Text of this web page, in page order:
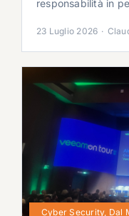
responsabilità in
23 Luglio 2026 ·
Cyber Security, Dal